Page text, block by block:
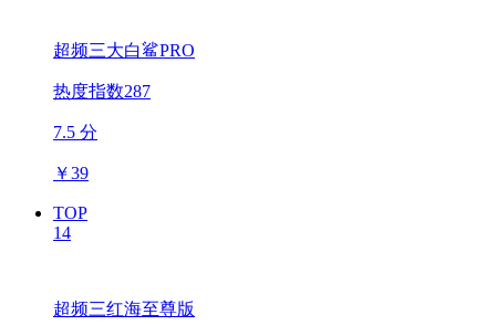
超频三大白鲨PRO
热度指数287
7.5 分
￥39
TOP
14
超频三红海至尊版